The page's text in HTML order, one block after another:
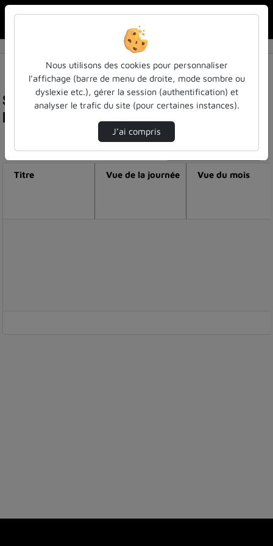
Statistiques de visualisation de la vidéo
Rencontres etudiants diplômés - pierre delaby
Modifier la période de visualisation
Titre Vue de la journée Vue du mois
Nous utilisons des cookies pour personnaliser
l’affichage (barre de menu de droite, mode sombre ou
dyslexie etc.), gérer la session (authentification) et
analyser le trafic du site (pour certaines instances).
J’ai compris